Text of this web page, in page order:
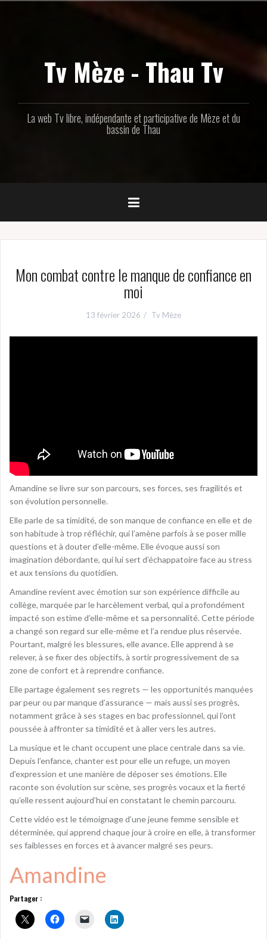
Tv Mèze - Thau Tv
La web Tv libre, indépendante et participative de Mèze et du
bassin de Thau
Mon combat contre le manque de confiance en
moi
13 février 2026 Tv Mèze
Amandine se livre sur son parcours, ses forces, ses fragilités et
son évolution personnelle.
Elle parle de sa timidité, de son manque de confiance en elle et de
son habitude à trop réfléchir, qui l’amène parfois à se poser mille
questions et à douter d’elle-même. Elle évoque aussi son
imagination débordante, qui lui sert d’échappatoire face au stress
et aux tensions du quotidien.
Amandine revient avec émotion sur son expérience difficile au
collège, marquée par le harcèlement verbal, qui a profondément
impacté son estime d’elle-même et sa personnalité. Cette période
a changé son regard sur elle-même et l’a rendue plus réservée.
Pourtant, malgré les blessures, elle avance. Elle apprend à se
relever, à se fixer des objectifs, à sortir progressivement de sa
zone de confort et à reprendre confiance.
Elle partage également ses regrets — les opportunités manquées
par peur ou par manque d’assurance — mais aussi ses progrès,
notamment grâce à ses stages en bac professionnel, qui l’ont
poussée à affronter sa timidité et à aller vers les autres.
La musique et le chant occupent une place centrale dans sa vie.
Depuis l’enfance, chanter est pour elle un refuge, un moyen
d’expression et une manière de déposer ses émotions. Elle
raconte son évolution sur scène, ses progrès vocaux et la fierté
qu’elle ressent aujourd’hui en constatant le chemin parcouru.
Cette vidéo est le témoignage d’une jeune femme sensible et
déterminée, qui apprend chaque jour à croire en elle, à transformer
ses faiblesses en forces et à avancer malgré ses peurs.
Amandine
Partager :